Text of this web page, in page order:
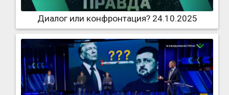
Диалог или конфронтация? 24.10.2025